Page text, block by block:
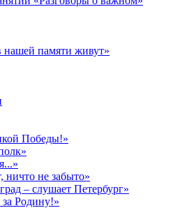
нашей памяти живут»
Победы!»
ничто не забыто»
– слушает Петербург»
Родину!»